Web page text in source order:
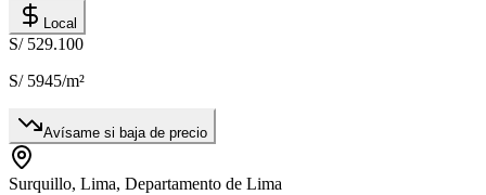
Local
S/ 529.100
S/ 5945/m²
Avísame si baja de precio
Surquillo, Lima, Departamento de Lima